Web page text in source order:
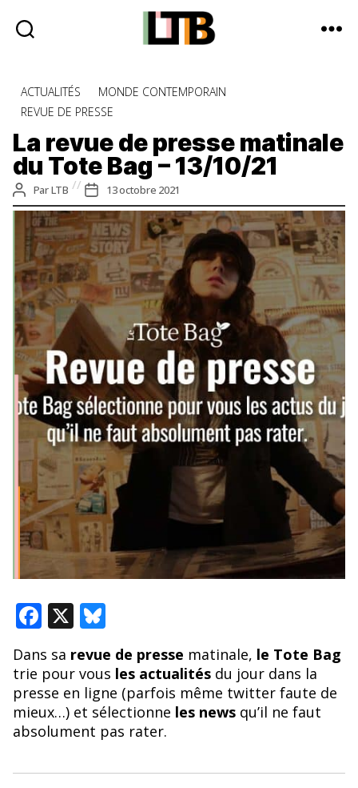
Bag
Média
d'information
quotidienne
Catégories
ACTUALITÉS
MONDE CONTEMPORAIN
REVUE DE PRESSE
La revue de presse matinale
du Tote Bag – 13/10/21
Auteur
de
l’article
ParLTB
Date
de
l’article
13 octobre 2021
F
e
b
o
o
k
X Bl
u
e
sk
y
Dans sa revue de presse matinale, le Tote Bag
trie pour vous les actualitésdu jour dans la
presse en ligne (parfois même twitter faute de
mieux…) et sélectionne les newsqu’il ne faut
absolument pas rater.